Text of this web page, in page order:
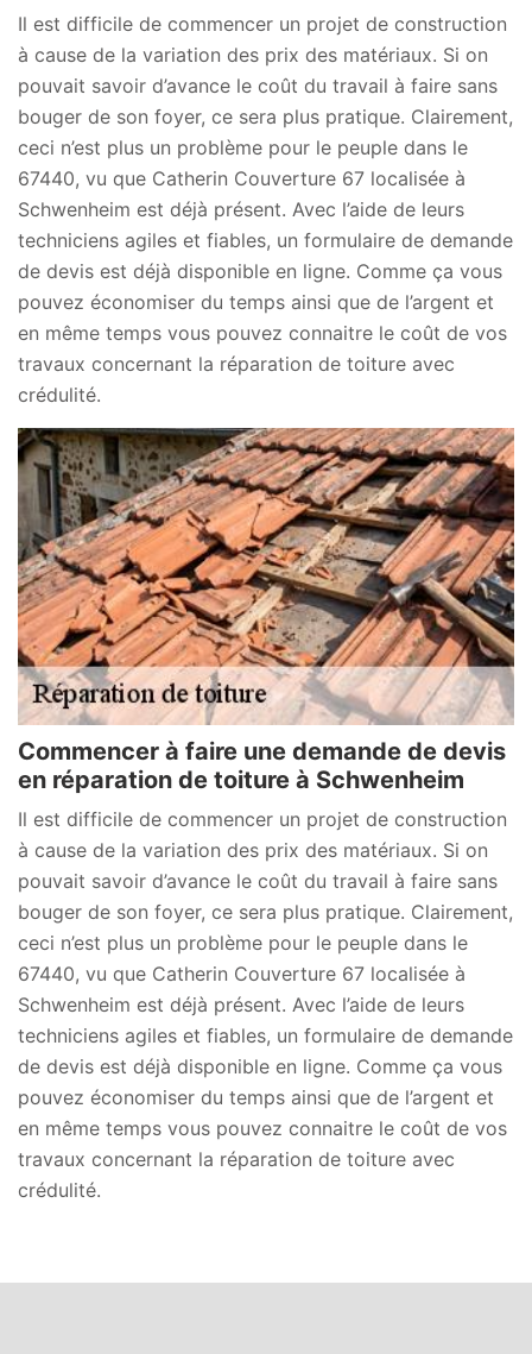
Il est difficile de commencer un projet de construction
à cause de la variation des prix des matériaux. Si on
pouvait savoir d’avance le coût du travail à faire sans
bouger de son foyer, ce sera plus pratique. Clairement,
ceci n’est plus un problème pour le peuple dans le
67440, vu que Catherin Couverture 67 localisée à
Schwenheim est déjà présent. Avec l’aide de leurs
techniciens agiles et fiables, un formulaire de demande
de devis est déjà disponible en ligne. Comme ça vous
pouvez économiser du temps ainsi que de l’argent et
en même temps vous pouvez connaitre le coût de vos
travaux concernant la réparation de toiture avec
crédulité.
Commencer à faire une demande de devis
en réparation de toiture à Schwenheim
Il est difficile de commencer un projet de construction
à cause de la variation des prix des matériaux. Si on
pouvait savoir d’avance le coût du travail à faire sans
bouger de son foyer, ce sera plus pratique. Clairement,
ceci n’est plus un problème pour le peuple dans le
67440, vu que Catherin Couverture 67 localisée à
Schwenheim est déjà présent. Avec l’aide de leurs
techniciens agiles et fiables, un formulaire de demande
de devis est déjà disponible en ligne. Comme ça vous
pouvez économiser du temps ainsi que de l’argent et
en même temps vous pouvez connaitre le coût de vos
travaux concernant la réparation de toiture avec
crédulité.